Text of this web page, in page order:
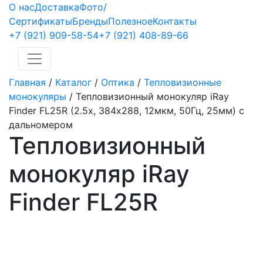
О насДоставкаФото/
СертификатыБрендыПолезноеКонтакты
+7 (921) 909-58-54+7 (921) 408-89-66
Главная / Каталог / Оптика / Тепловизионные
монокуляры / Тепловизионный монокуляр iRay
Finder FL25R (2.5x, 384х288, 12мкм, 50Гц, 25мм) с
дальномером
Тепловизионный
монокуляр iRay
Finder FL25R